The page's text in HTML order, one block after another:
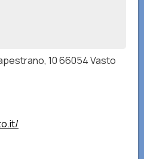
10 66054 Vasto